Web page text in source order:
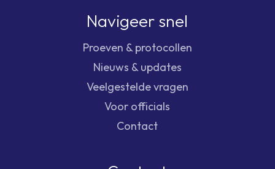
Navigeer snel
Proeven & protocollen
Nieuws & updates
Veelgestelde vragen
Voor officials
Contact